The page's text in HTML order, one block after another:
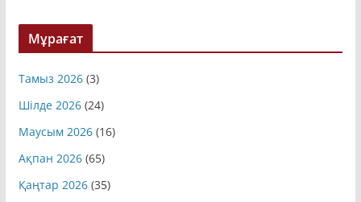
Мұрағат
Тамыз 2026(3)
Шілде 2026(24)
Маусым 2026(16)
Ақпан 2026(65)
Қаңтар 2026(35)